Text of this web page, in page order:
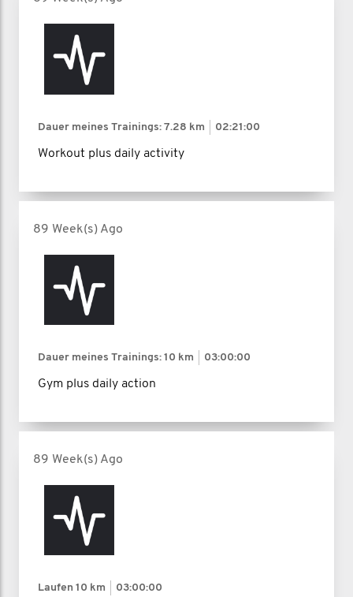
Dauer meines Trainings: 7.28 km 02:21:00
Workout plus daily activity
89 Week(s) Ago
Dauer meines Trainings: 10 km 03:00:00
Gym plus daily action
89 Week(s) Ago
Laufen 10 km 03:00:00